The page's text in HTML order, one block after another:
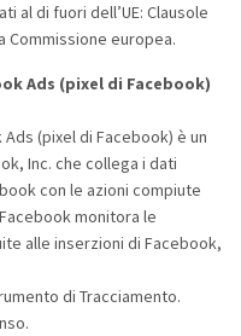
al di fuori dell’UE: Clausole
europea.
Ads (pixel di Facebook)
(pixel di Facebook) è un
Inc. che collega i dati
con le azioni compiute
monitora le
alle inserzioni di Facebook,
di Tracciamento.